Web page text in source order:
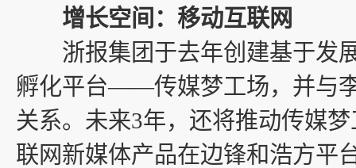
增长空间：移动互联网
浙报集团于去年创建基于发
孵化平台——传媒梦工场，并与
关系。未来3年，还将推动传媒
联网新媒体产品在边锋和浩方平